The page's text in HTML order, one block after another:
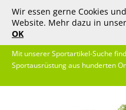
Wir essen gerne Cookies
Website. Mehr dazu in
OK
Mit unserer Sportartikel-Suche
Sportausrüstung aus hunderten